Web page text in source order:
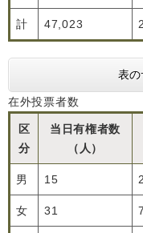
計 47,023
表の
在外投票者数
区
分
当日有権者数
（人）
男 15 2
女 31 7